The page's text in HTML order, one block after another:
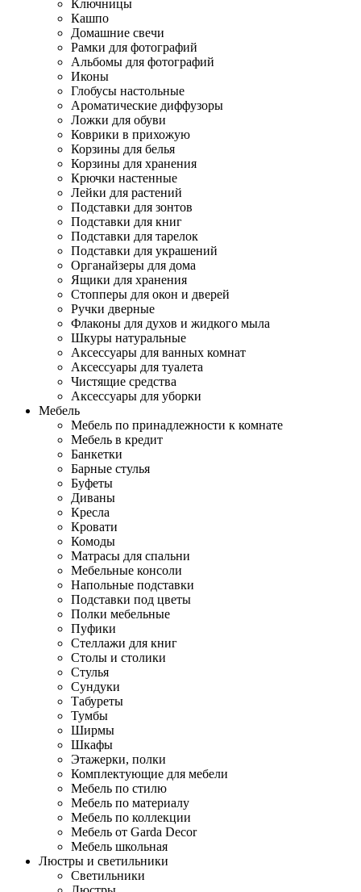
Ключницы
Кашпо
Домашние свечи
Рамки для фотографий
Альбомы для фотографий
Иконы
Глобусы настольные
Ароматические диффузоры
Ложки для обуви
Коврики в прихожую
Корзины для белья
Корзины для хранения
Крючки настенные
Лейки для растений
Подставки для зонтов
Подставки для книг
Подставки для тарелок
Подставки для украшений
Органайзеры для дома
Ящики для хранения
Стопперы для окон и дверей
Ручки дверные
Флаконы для духов и жидкого мыла
Шкуры натуральные
Аксессуары для ванных комнат
Аксессуары для туалета
Чистящие средства
Аксессуары для уборки
Мебель
Мебель по принадлежности к комнате
Мебель в кредит
Банкетки
Барные стулья
Буфеты
Диваны
Кресла
Кровати
Комоды
Матрасы для спальни
Мебельные консоли
Напольные подставки
Подставки под цветы
Полки мебельные
Пуфики
Стеллажи для книг
Столы и столики
Стулья
Сундуки
Табуреты
Тумбы
Ширмы
Шкафы
Этажерки, полки
Комплектующие для мебели
Мебель по стилю
Мебель по материалу
Мебель по коллекции
Мебель от Garda Decor
Мебель школьная
Люстры и светильники
Светильники